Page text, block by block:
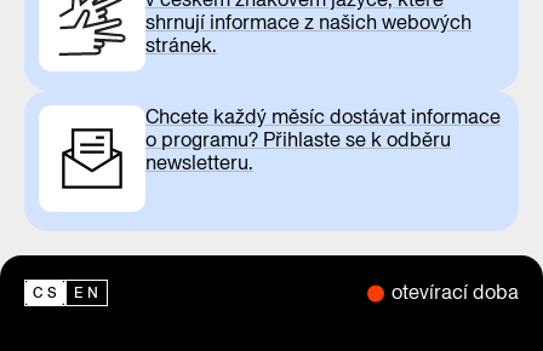
shrnují informace z našich webových
stránek.
Chcete každý měsíc dostávat informace
o programu? Přihlaste se k odběru
newsletteru.
CS EN otevírací doba